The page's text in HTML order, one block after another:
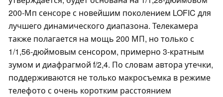
200-Мп сенсоре с новейшим поколением LOFIC для
лучшего динамического диапазона. Телекамера
также полагается на мощь 200 МП, но только с
1/1,56-дюймовым сенсором, примерно 3-кратным
зумом и диафрагмой f/2,4. По словам автора утечки,
поддерживаются не только макросъемка в режиме
телефото с очень коротким расстоянием